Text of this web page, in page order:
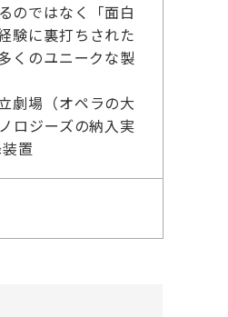
のではなく「面白
験に裏打ちされた
くのユニークな製
劇場（オペラの大
ロジーズの納入実
置